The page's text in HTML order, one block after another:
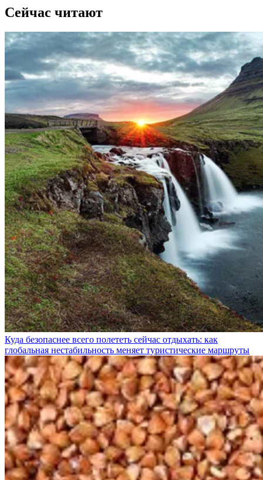
Сейчас читают
Куда безопаснее всего полететь сейчас отдыхать: как
глобальная нестабильность меняет туристические маршруты